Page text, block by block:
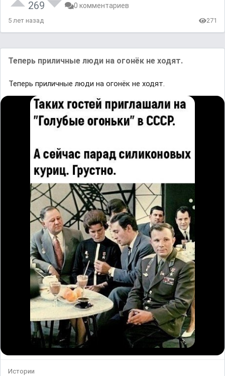
269 0 комментариев
5 лет назад 271
Теперь приличные люди на огонёк не ходят.
Теперь приличные люди на огонёк не ходят.
Истории